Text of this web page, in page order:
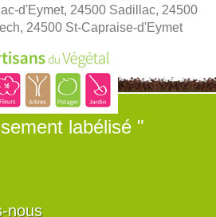
d'Eymet, 24500 Sadillac, 24500
24500 St-Capraise-d'Eymet
labélisé "
nous